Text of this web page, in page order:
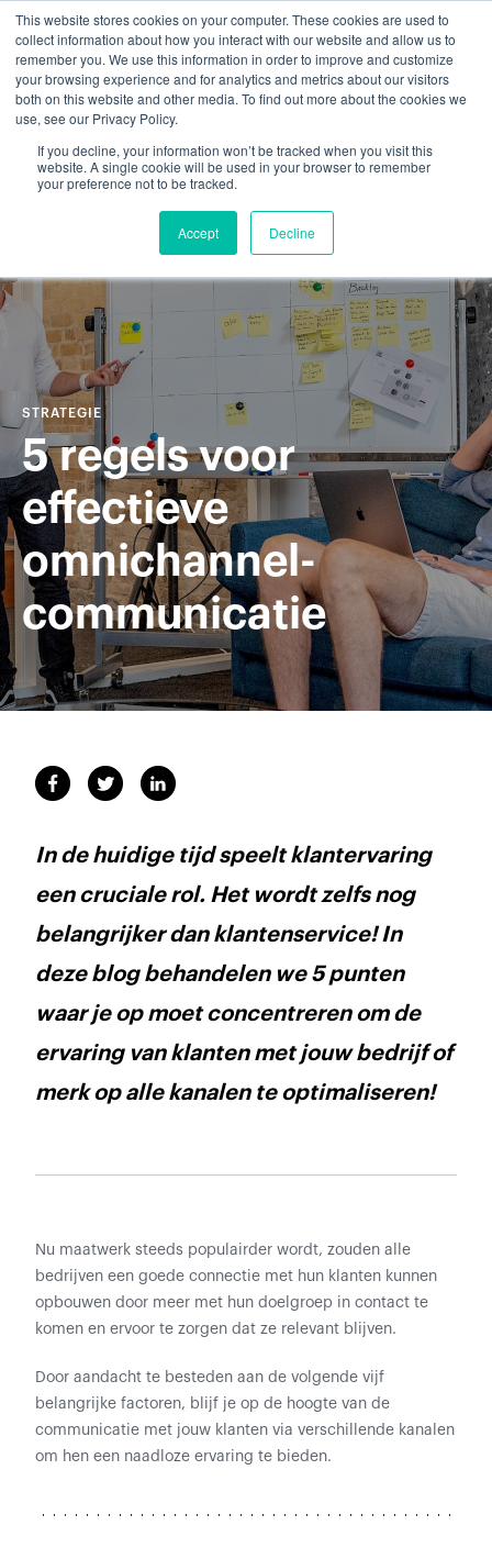
This website stores cookies on your computer. These cookies are used to
collect information about how you interact with our website and allow us to
remember you. We use this information in order to improve and customize
your browsing experience and for analytics and metrics about our visitors
both on this website and other media. To find out more about the cookies we
use, see our Privacy Policy.
If you decline, your information won’t be tracked when you visit this
website. A single cookie will be used in your browser to remember
your preference not to be tracked.
Accept Decline
STRATEGIE
5 regels voor
effectieve
omnichannel-
communicatie
In de huidige tijd speelt klantervaring
een cruciale rol. Het wordt zelfs nog
belangrijker dan klantenservice! In
deze blog behandelen we 5 punten
waar je op moet concentreren om de
ervaring van klanten met jouw bedrijf of
merk op alle kanalen te optimaliseren!
Nu maatwerk steeds populairder wordt, zouden alle
bedrijven een goede connectie met hun klanten kunnen
opbouwen door meer met hun doelgroep in contact te
komen en ervoor te zorgen dat ze relevant blijven.
Door aandacht te besteden aan de volgende vijf
belangrijke factoren, blijf je op de hoogte van de
communicatie met jouw klanten via verschillende kanalen
om hen een naadloze ervaring te bieden.